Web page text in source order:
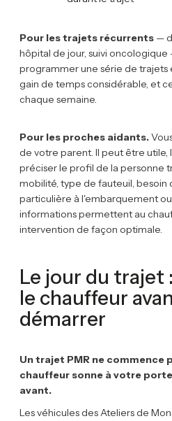
Pour les trajets récurrents —
hôpital de jour, suivi oncologique
programmer une série de trajets
gain de temps considérable, et
chaque semaine.
Pour les proches aidants.
de votre parent. Il peut être utile,
préciser le profil de la personne
mobilité, type de fauteuil, besoin
particulière à l'embarquement
informations permettent au
intervention de façon optimale.
Le jour du trajet
le chauffeur
démarrer
Un trajet PMR ne commence
chauffeur sonne à votre
avant.
Les véhicules des Ateliers de